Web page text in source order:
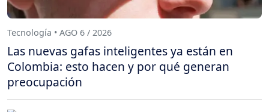
Tecnología • AGO 6 / 2026
Las nuevas gafas inteligentes ya están en
Colombia: esto hacen y por qué generan
preocupación